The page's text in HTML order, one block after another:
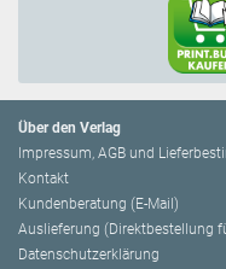
Über den Verlag
Impressum, AGB und
Kontakt
Kundenberatung (E-Mail)
Auslieferung (Direktbestellung
Datenschutzerklärung